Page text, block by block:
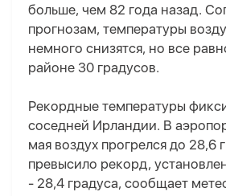
больше, чем 82 года назад.
прогнозам, температуры
немного снизятся, но все
районе 30 градусов.
Рекордные температуры
соседней Ирландии. В
мая воздух прогрелся до 28,6
превысило рекорд,
- 28,4 градуса, сообщает